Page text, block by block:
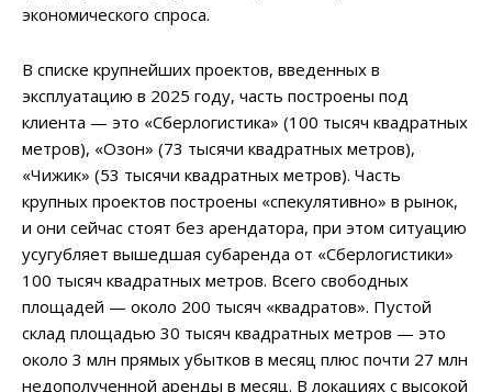
экономического спроса.
В списке крупнейших проектов, введенных в
эксплуатацию в 2025 году, часть построены под
клиента — это «Сберлогистика» (100 тысяч квадратных
метров), «Озон» (73 тысячи квадратных метров),
«Чижик» (53 тысячи квадратных метров). Часть
крупных проектов построены «спекулятивно» в рынок,
и они сейчас стоят без арендатора, при этом ситуацию
усугубляет вышедшая субаренда от «Сберлогистики»
100 тысяч квадратных метров. Всего свободных
площадей — около 200 тысяч «квадратов». Пустой
склад площадью 30 тысяч квадратных метров — это
около 3 млн прямых убытков в месяц плюс почти 27 млн
недополученной аренды в месяц. В локациях с высокой